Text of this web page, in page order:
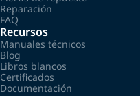
Reparación
FAQ
Recursos
Manuales técnicos
Blog
Libros blancos
Certificados
Documentación